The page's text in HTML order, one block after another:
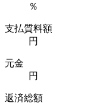
％
支払質料額
円
元金
円
返済総額